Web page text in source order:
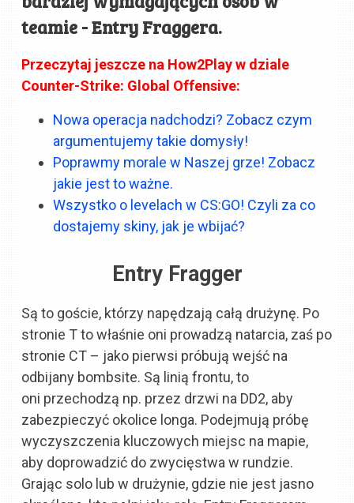
teamie - Entry Fraggera.
Przeczytaj jeszcze na How2Play w dziale
Counter-Strike: Global Offensive:
Nowa operacja nadchodzi? Zobacz czym
argumentujemy takie domysły!
Poprawmy morale w Naszej grze! Zobacz
jakie jest to ważne.
Wszystko o levelach w CS:GO! Czyli za co
dostajemy skiny, jak je wbijać?
Entry Fragger
Są to goście, którzy napędzają całą drużynę. Po
stronie T to właśnie oni prowadzą natarcia, zaś po
stronie CT – jako pierwsi próbują wejść na
odbijany bombsite. Są linią frontu, to
oni przechodzą np. przez drzwi na DD2, aby
zabezpieczyć okolice longa. Podejmują próbę
wyczyszczenia kluczowych miejsc na mapie,
aby doprowadzić do zwycięstwa w rundzie.
Grając solo lub w drużynie, gdzie nie jest jasno